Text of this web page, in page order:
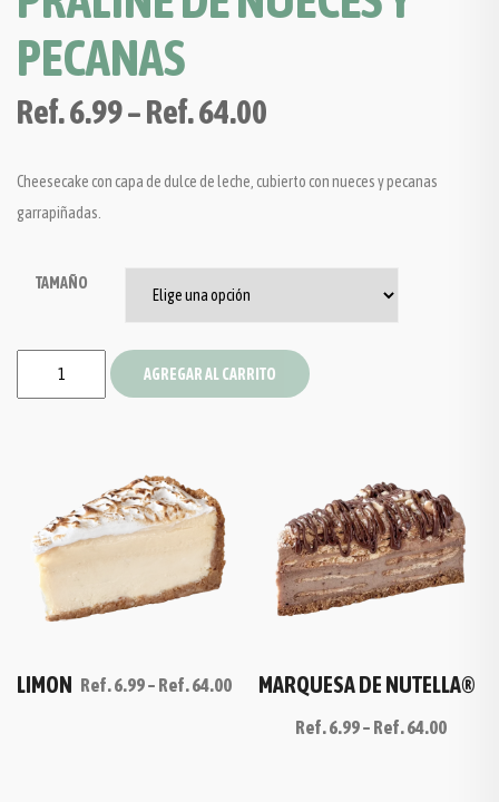
PECANAS
Ref.6.99–Ref.64.00
Cheesecake con capa de dulce de leche, cubierto con nueces y pecanas
garrapiñadas.
TAMAÑO
AGREGAR AL CARRITO
LIMON Ref.6.99– Ref.64.00 MARQUESA DE NUTELLA®
Ref.6.99– Ref.64.00